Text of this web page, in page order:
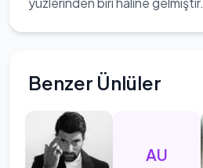
Benzer Ünlüler
AU